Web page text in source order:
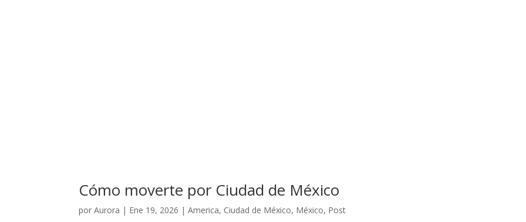
Cómo moverte por Ciudad de México
porAurora | Ene 19, 2026 |America, Ciudad de México, México, Post